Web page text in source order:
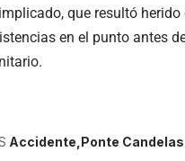
que resultó
en el punto antes
Accidente Ponte Candelas